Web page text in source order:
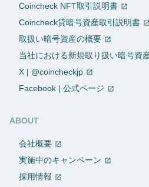
Coincheck NFT取引説明書
Coincheck貸暗号資産取引説明書
取扱い暗号資産の概要
当社における新規取り扱い暗号資
X | @coincheckjp
Facebook | 公式ページ
ABOUT
会社概要
実施中のキャンペーン
採用情報